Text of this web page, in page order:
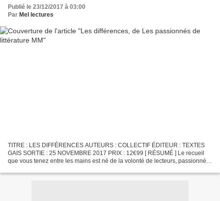
Publié le 23/12/2017 à 03:00
Par Mel lectures
TITRE : LES DIFFÉRENCES AUTEURS : COLLECTIF ÉDITEUR : TEXTES
GAIS SORTIE : 25 NOVEMBRE 2017 PRIX : 12€99 [ RÉSUMÉ ] Le recueil
que vous tenez entre les mains est né de la volonté de lecteurs, passionnés